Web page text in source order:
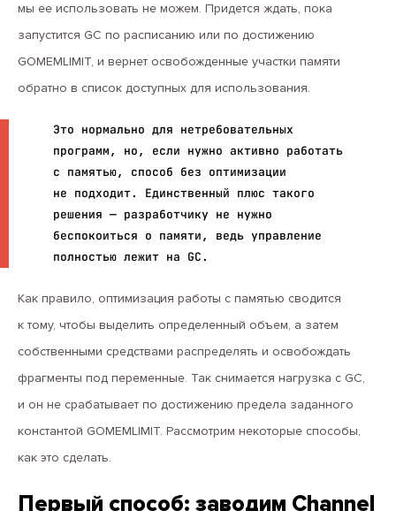
мы ее использовать не можем. Придется ждать, пока
запустится GC по расписанию или по достижению
GOMEMLIMIT, и вернет освобожденные участки памяти
обратно в список доступных для использования.
Это нормально для нетребовательных
программ, но, если нужно активно работать
с памятью, способ без оптимизации
не подходит. Единственный плюс такого
решения — разработчику не нужно
беспокоиться о памяти, ведь управление
полностью лежит на GC.
Как правило, оптимизация работы с памятью сводится
к тому, чтобы выделить определенный объем, а затем
собственными средствами распределять и освобождать
фрагменты под переменные. Так снимается нагрузка с GC,
и он не срабатывает по достижению предела заданного
константой GOMEMLIMIT. Рассмотрим некоторые способы,
как это сделать.
Первый способ: заводим Channel